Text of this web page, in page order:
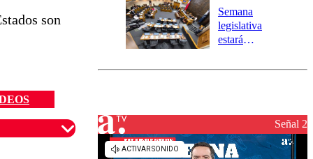
son
Preventiva en
tres comunas
Semana
legislativa
estará
el fin de la
reconstrucciónSeñal 2